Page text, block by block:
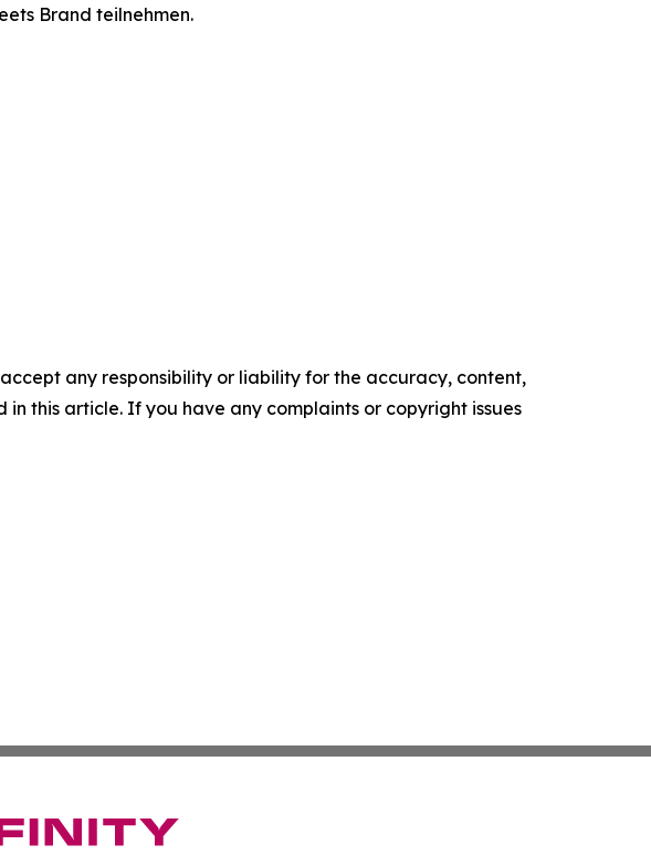
Brand teilnehmen.
any responsibility or liability for the accuracy, content,
this article. If you have any complaints or copyright issues